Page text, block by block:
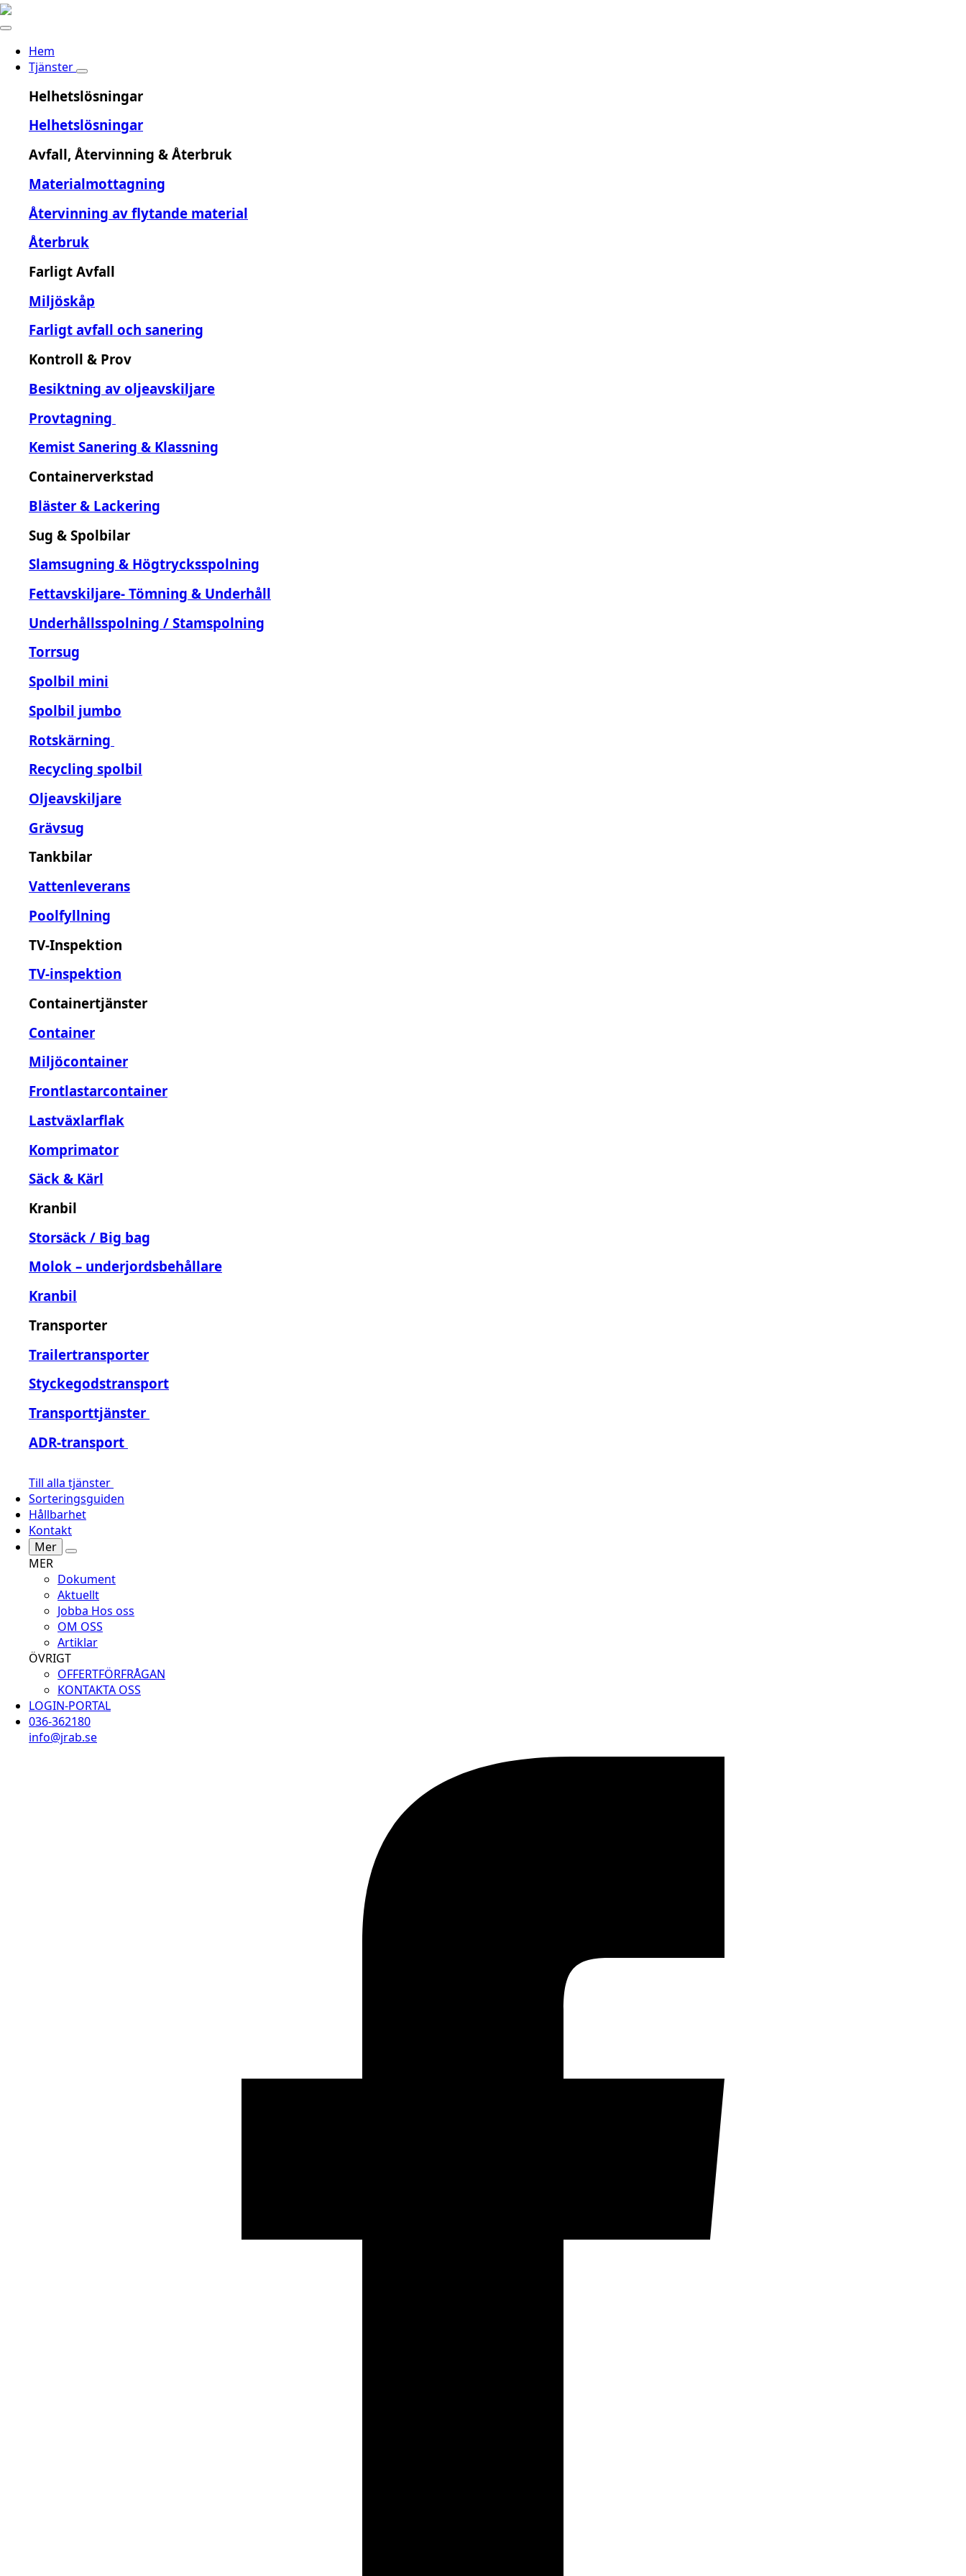
Hem
Tjänster
Helhetslösningar
Helhetslösningar
Avfall, Återvinning & Återbruk
Materialmottagning
Återvinning av flytande material
Återbruk
Farligt Avfall
Miljöskåp
Farligt avfall och sanering
Kontroll & Prov
Besiktning av oljeavskiljare
Provtagning
Kemist Sanering & Klassning
Containerverkstad
Bläster & Lackering
Sug & Spolbilar
Slamsugning & Högtrycksspolning
Fettavskiljare- Tömning & Underhåll
Underhållsspolning / Stamspolning
Torrsug
Spolbil mini
Spolbil jumbo
Rotskärning
Recycling spolbil
Oljeavskiljare
Grävsug
Tankbilar
Vattenleverans
Poolfyllning
TV-Inspektion
TV-inspektion
Containertjänster
Container
Miljöcontainer
Frontlastarcontainer
Lastväxlarflak
Komprimator
Säck & Kärl
Kranbil
Storsäck / Big bag
Molok – underjordsbehållare
Kranbil
Transporter
Trailertransporter
Styckegodstransport
Transporttjänster
ADR-transport
Till alla tjänster
Sorteringsguiden
Hållbarhet
Kontakt
Mer
MER
Dokument
Aktuellt
Jobba Hos oss
OM OSS
Artiklar
ÖVRIGT
OFFERTFÖRFRÅGAN
KONTAKTA OSS
LOGIN-PORTAL
036-362180
info@jrab.se